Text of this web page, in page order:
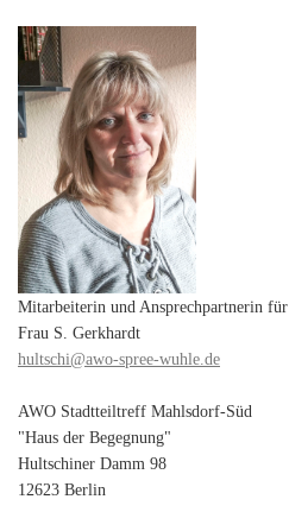
Mitarbeiterin und Ansprechpartnerin
Frau S. Gerkhardt
hultschi@awo-spree-wuhle.de
AWO Stadtteiltreff Mahlsdorf-Süd
"Haus der Begegnung"
Hultschiner Damm 98
12623 Berlin